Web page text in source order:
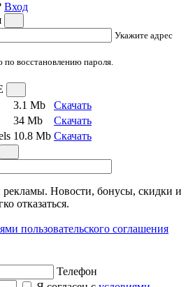
Вход
Укажите адрес
восстановлению пароля.
3.1 Mb
Скачать
34 Mb
Скачать
10.8 Mb Скачать
рекламы. Новости, бонусы, скидки и
отказаться.
пользовательского соглашения
Телефон